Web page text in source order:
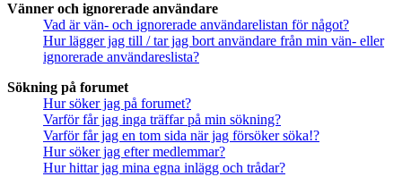
Vänner och ignorerade användare
Vad är vän- och ignorerade användarelistan för något?
Hur lägger jag till / tar jag bort användare från min vän- eller
ignorerade användareslista?
Sökning på forumet
Hur söker jag på forumet?
Varför får jag inga träffar på min sökning?
Varför får jag en tom sida när jag försöker söka!?
Hur söker jag efter medlemmar?
Hur hittar jag mina egna inlägg och trådar?